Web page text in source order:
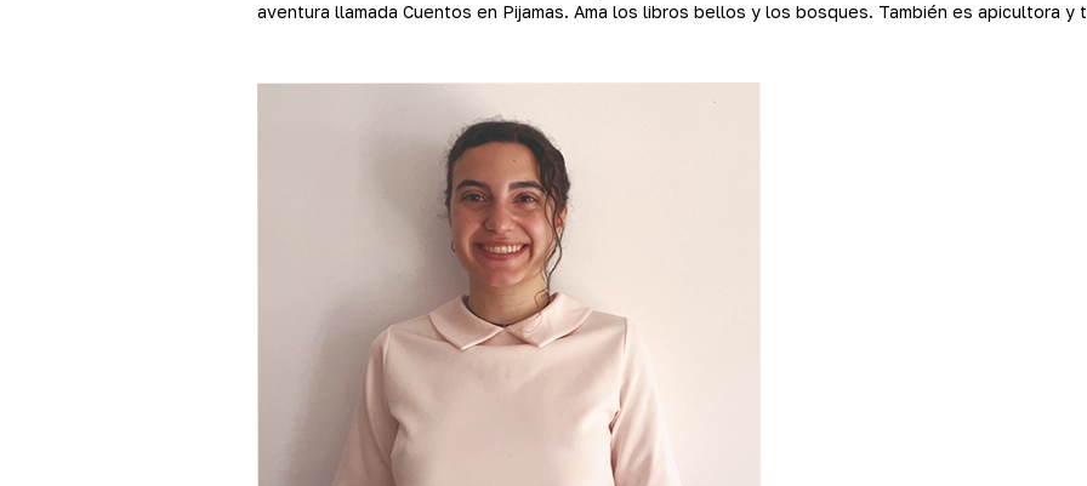
aventura llamada Cuentos en Pijamas. Ama los libros bellos y los bosques. También es apicultora y